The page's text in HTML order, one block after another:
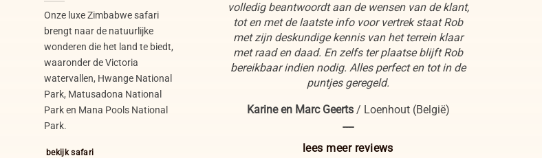
Onze luxe Zimbabwe safari
brengt naar de natuurlijke
wonderen die het land te biedt,
waaronder de Victoria
watervallen, Hwange National
Park, Matusadona National
Park en Mana Pools National
Park.
bekijk safari
volledig beantwoordt aan de wensen van de klant,
tot en met de laatste info voor vertrek staat Rob
met zijn deskundige kennis van het terrein klaar
met raad en daad. En zelfs ter plaatse blijft Rob
bereikbaar indien nodig. Alles perfect en tot in de
puntjes geregeld.
Karine en Marc Geerts / Loenhout (België)
----
lees meer reviews